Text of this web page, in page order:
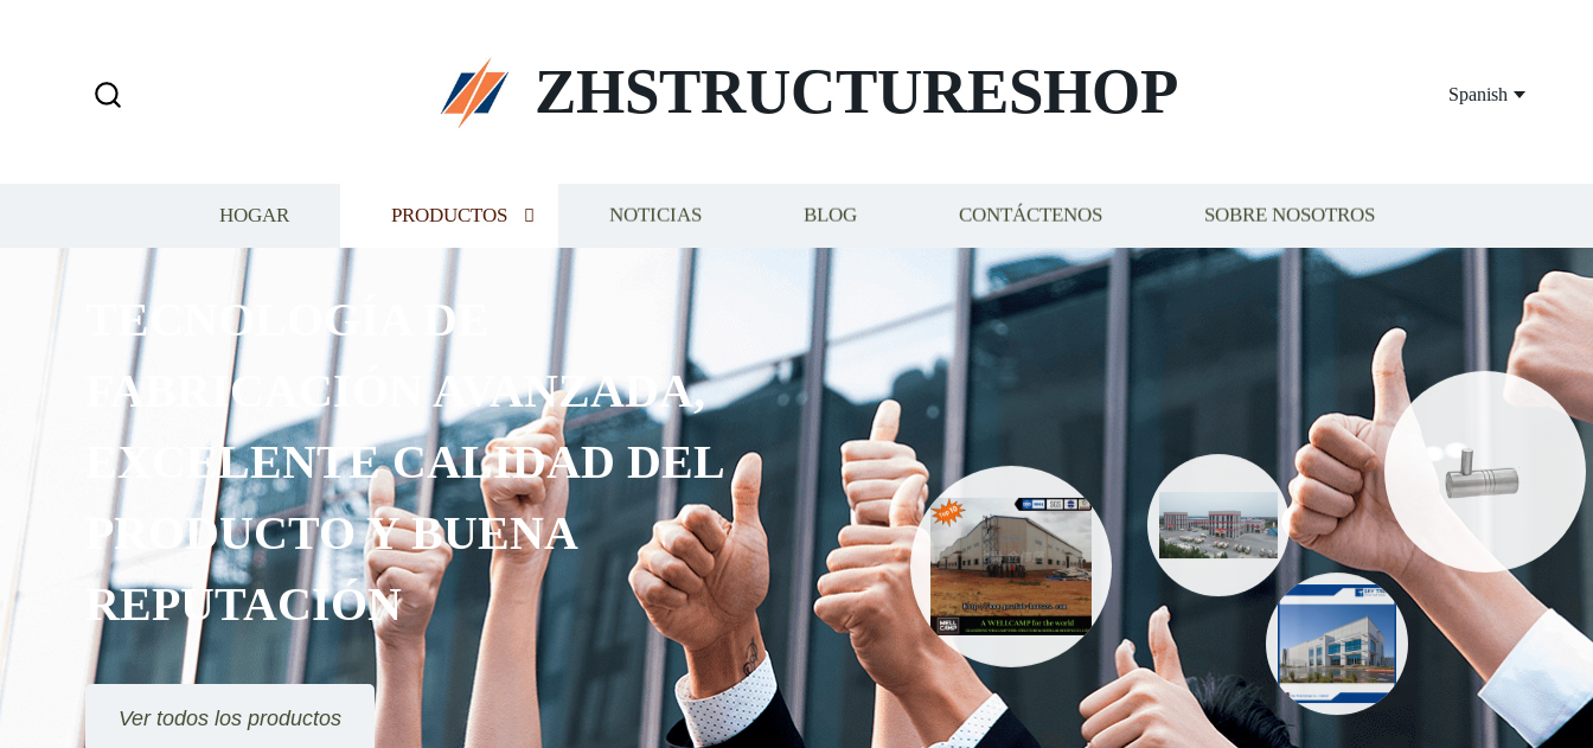
ZHSTRUCTURESHOP Spanish
HOGAR PRODUCTOS NOTICIAS BLOG CONTÁCTENOS SOBRE NOSOTROS
TECNOLOGÍA DE
FABRICACIÓN AVANZADA,
EXCELENTE CALIDAD DEL
PRODUCTO Y BUENA
REPUTACIÓN
Ver todos los productos